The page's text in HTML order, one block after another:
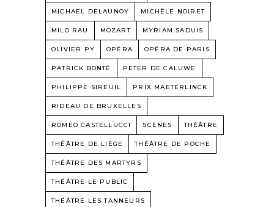
MICHAEL DELAUNOY MICHÈLE NOIRET
MILO RAU MOZART MYRIAM SADUIS
OLIVIER PY OPÉRA OPÉRA DE PARIS
PATRICK BONTÉ PETER DE CALUWE
PHILIPPE SIREUIL PRIX MAETERLINCK
RIDEAU DE BRUXELLES
ROMEO CASTELLUCCI SCENES THÉÂTRE
THÉÂTRE DE LIÈGE THÉÂTRE DE POCHE
THÉÂTRE DES MARTYRS
THÉÂTRE LE PUBLIC
THÉÂTRE LES TANNEURS